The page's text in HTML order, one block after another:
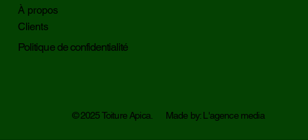
© 2025 Toiture Apica. Made by: L'agence media
À propos
Clients
Politique de confidentialité